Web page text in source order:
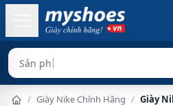
Sản phẩm chính hã
/ Giày Nike Chính Hãng / Giày